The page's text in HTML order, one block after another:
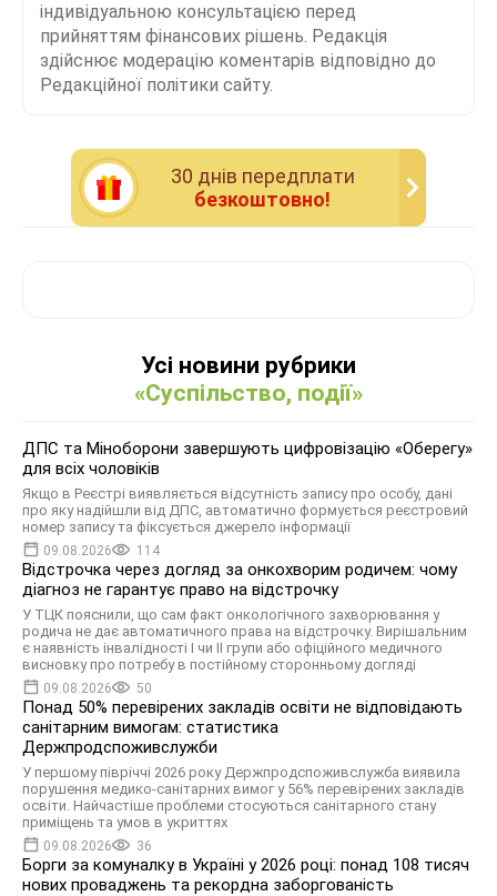
індивідуальною консультацією перед
прийняттям фінансових рішень. Редакція
здійснює модерацію коментарів відповідно до
Редакційної політики сайту.
30 днiв передплати
безкоштовно!
Усі новини рубрики
«Суспільство, події»
ДПС та Міноборони завершують цифровізацію «Оберегу»
для всіх чоловіків
Якщо в Реєстрі виявляється відсутність запису про особу, дані
про яку надійшли від ДПС, автоматично формується реєстровий
номер запису та фіксується джерело інформації
09.08.2026 114
Відстрочка через догляд за онкохворим родичем: чому
діагноз не гарантує право на відстрочку
У ТЦК пояснили, що сам факт онкологічного захворювання у
родича не дає автоматичного права на відстрочку. Вирішальним
є наявність інвалідності I чи II групи або офіційного медичного
висновку про потребу в постійному сторонньому догляді
09.08.2026 50
Понад 50% перевірених закладів освіти не відповідають
санітарним вимогам: статистика
Держпродспоживслужби
У першому півріччі 2026 року Держпродспоживслужба виявила
порушення медико-санітарних вимог у 56% перевірених закладів
освіти. Найчастіше проблеми стосуються санітарного стану
приміщень та умов в укриттях
09.08.2026 36
Борги за комуналку в Україні у 2026 році: понад 108 тисяч
нових проваджень та рекордна заборгованість